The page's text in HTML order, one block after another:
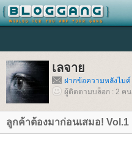
เลจา
ฝากข้อความหลังไมค์
ผู้ติดตามบล็อก : 2 คน
ลูกค้าต้องมาก่อนเสมอ! Vol.1